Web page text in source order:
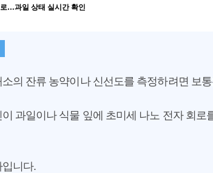
…과일 상태 실시간 확인
의 잔류 농약이나 신선도를 측정하려면 보
과일이나 식물 잎에 초미세 나노 전자 회로
니다.